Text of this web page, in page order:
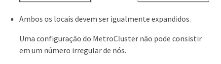
Ambos os locais devem ser igualmente expandidos.
Uma configuração do MetroCluster não pode consistir
em um número irregular de nós.